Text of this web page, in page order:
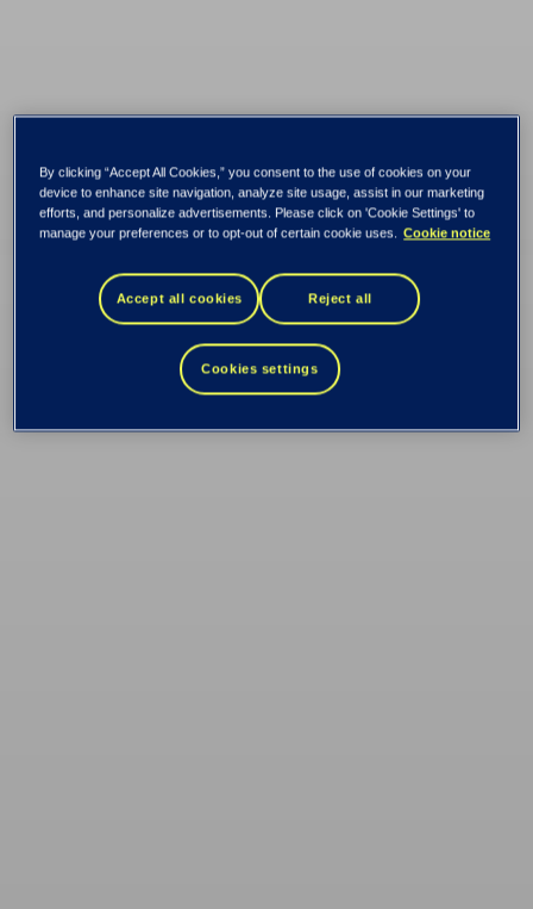
Tietoevry valgt som
ny partner for Digdir
By clicking “Accept All Cookies,” you consent to the use of cookies on your
device to enhance site navigation, analyze site usage, assist in our marketing
efforts, and personalize advertisements. Please click on 'Cookie Settings' to
manage your preferences or to opt-out of certain cookie uses. Cookie notice
Accept all cookies Reject all
Cookies settings